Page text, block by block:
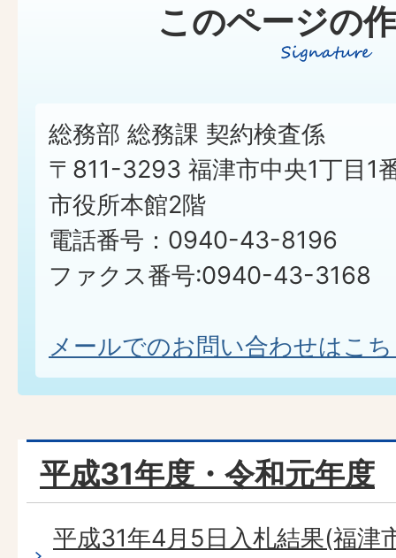
このページの
総務部 総務課 契約検査係
〒811-3293 福津市中央1丁目1
市役所本館2階
電話番号：0940-43-8196
ファクス番号:0940-43-3168
メールでのお問い合わせはこ
平成31年度・令和元年度
平成31年4月5日入札結果(福津